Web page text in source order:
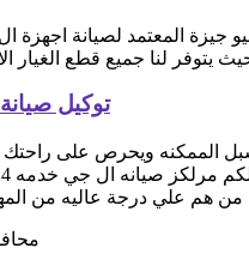
جيزة المعتمد لصيانة اجهزة
حيث يتوفر لنا جميع قطع
توكيل
ويحرص على راحتك
من هم علي درجة عاليه من